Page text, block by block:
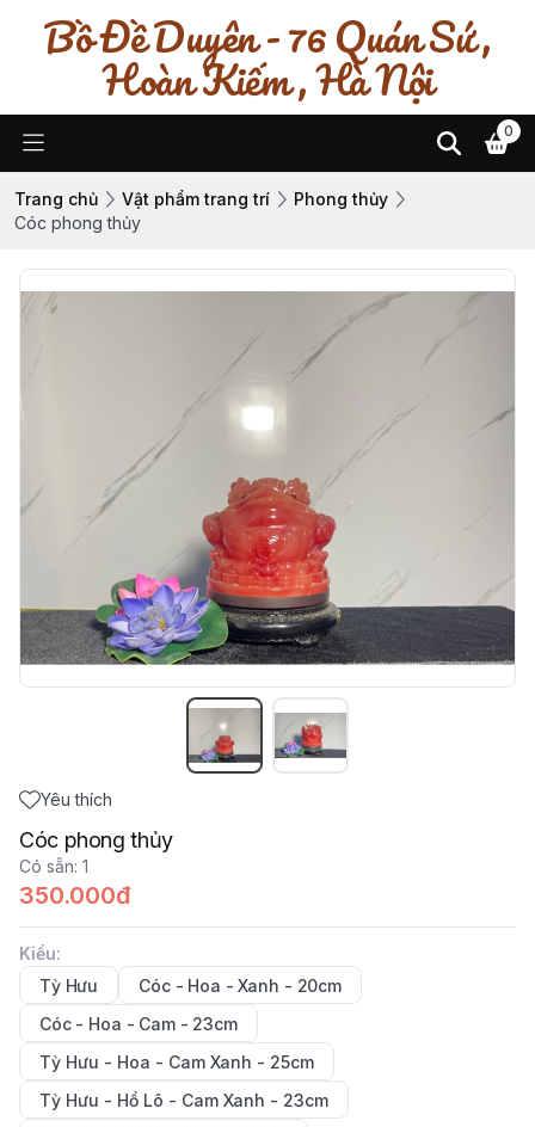
Bồ Đề Duyên - 76 Quán Sứ ,
Hoàn Kiếm , Hà Nội
0
Trang chủ Vật phẩm trang trí
Phong thủy
Cóc phong thủy
Yêu thích
Cóc phong thủy
Có sẵn: 1
350.000đ
Kiểu:
Tỳ Hưu
Cóc - Hoa - Xanh - 20cm
Cóc - Hoa - Cam - 23cm
Tỳ Hưu - Hoa - Cam Xanh - 25cm
Tỳ Hưu - Hồ Lô - Cam Xanh - 23cm